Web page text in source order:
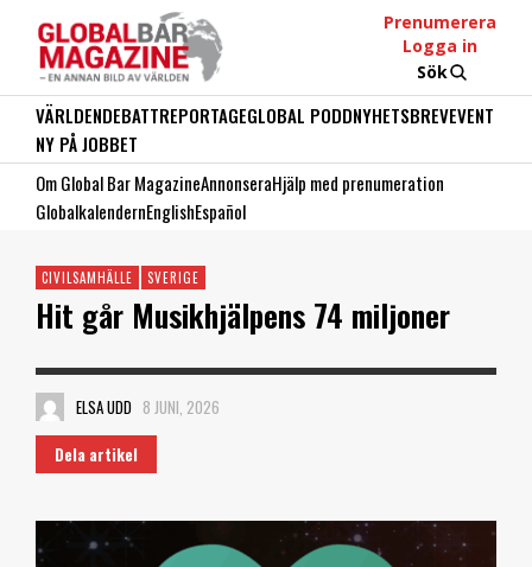
Prenumerera
Logga in
Sök
VÄRLDENDEBATTREPORTAGEGLOBAL PODDNYHETSBREVEVENT
NY PÅ JOBBET
Om Global Bar MagazineAnnonseraHjälp med prenumeration
GlobalkalendernEnglishEspañol
CIVILSAMHÄLLE SVERIGE
Hit går Musikhjälpens 74 miljoner
ELSA UDD 8 JUNI, 2026
Dela artikel